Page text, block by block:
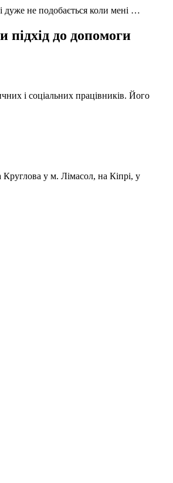
не подобається коли мені …
до допомоги
і соціальних працівників. Його
у м. Лімасол, на Кіпрі, у